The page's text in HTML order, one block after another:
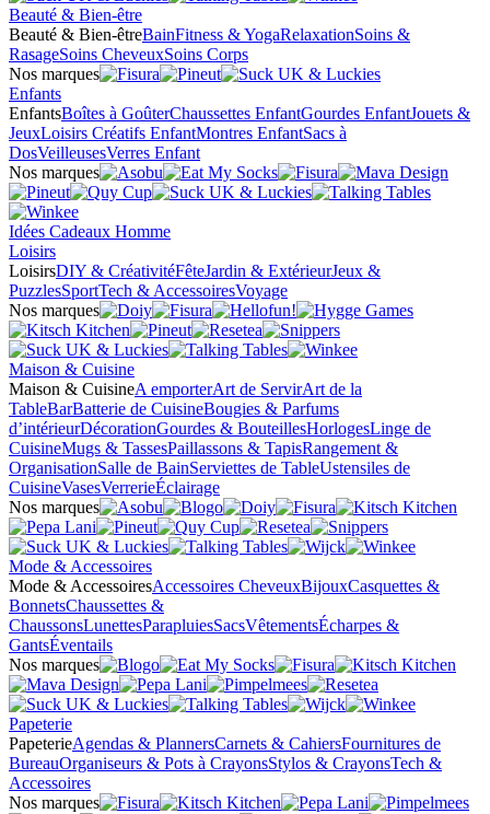
Beauté & Bien-être
Beauté & Bien-êtreBainFitness & YogaRelaxationSoins &
RasageSoins CheveuxSoins Corps
Nos marques
Enfants
EnfantsBoîtes à GoûterChaussettes EnfantGourdes EnfantJouets &
JeuxLoisirs Créatifs EnfantMontres EnfantSacs à
DosVeilleusesVerres Enfant
Nos marques
Idées Cadeaux Homme
Loisirs
LoisirsDIY & CréativitéFêteJardin & ExtérieurJeux &
PuzzlesSportTech & AccessoiresVoyage
Nos marques
Maison & Cuisine
Maison & CuisineA emporterArt de ServirArt de la
TableBarBatterie de CuisineBougies & Parfums
d’intérieurDécorationGourdes & BouteillesHorlogesLinge de
CuisineMugs & TassesPaillassons & TapisRangement &
OrganisationSalle de BainServiettes de TableUstensiles de
CuisineVasesVerrerieÉclairage
Nos marques
Mode & Accessoires
Mode & AccessoiresAccessoires CheveuxBijouxCasquettes &
BonnetsChaussettes &
ChaussonsLunettesParapluiesSacsVêtementsÉcharpes &
GantsÉventails
Nos marques
Papeterie
PapeterieAgendas & PlannersCarnets & CahiersFournitures de
BureauOrganiseurs & Pots à CrayonsStylos & CrayonsTech &
Accessoires
Nos marques